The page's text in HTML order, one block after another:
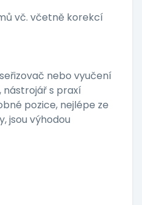
vč. včetně korekcí
nebo vyučení
s praxí
pozice, nejlépe ze
jsou výhodou